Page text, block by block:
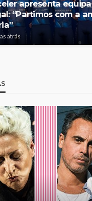
apresenta
“Partimos com a
atrás